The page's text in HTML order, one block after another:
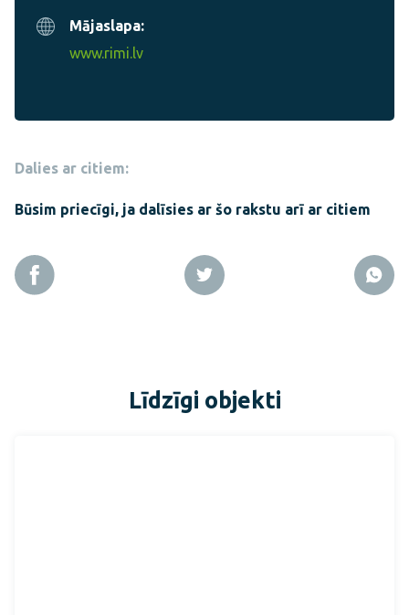
Mājaslapa:
www.rimi.lv
Dalies ar citiem:
Būsim priecīgi, ja dalīsies ar šo rakstu arī ar citiem
Līdzīgi objekti